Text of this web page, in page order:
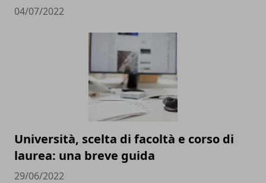
04/07/2022
Università, scelta di facoltà e corso di
laurea: una breve guida
29/06/2022